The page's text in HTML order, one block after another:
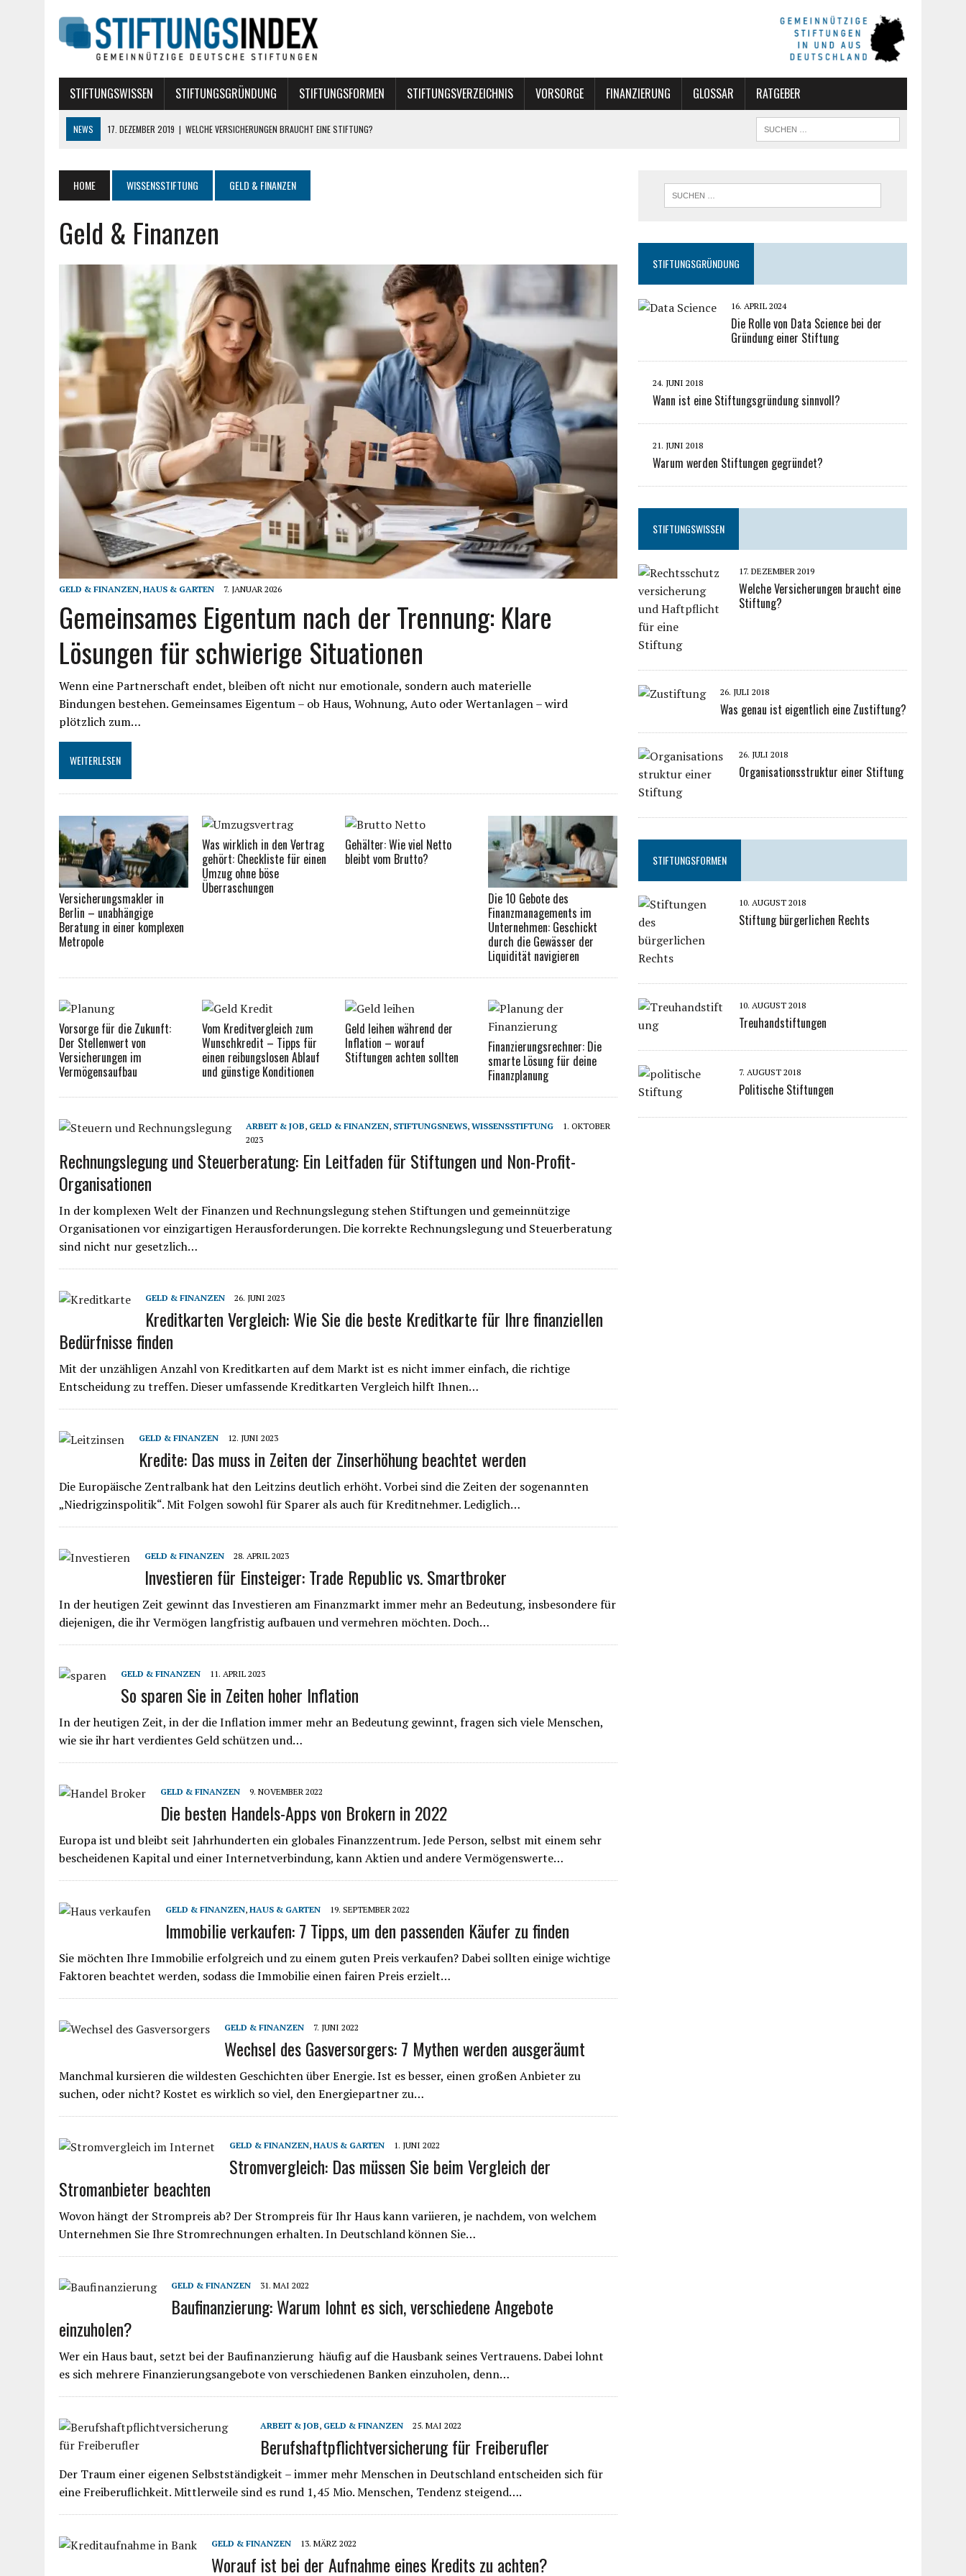
STIFTUNGSWISSEN STIFTUNGSGRÜNDUNG STIFTUNGSFORMEN STIFTUNGSVERZEICHNIS VORSORGE FINANZIERUNG GLOSSAR RATGEBER
NEWS 17. DEZEMBER 2019 | WELCHE VERSICHERUNGEN BRAUCHT EINE STIFTUNG?
7. AUGUST 2018 | POLITISCHE STIFTUNGEN
16. APRIL 2024
DIE ROLLE VON DATA SCIENCE BEI DER GRÜNDUNG EINER STIFTUNG
HOME WISSENSSTIFTUNG GELD & FINANZEN
Geld & Finanzen
GELD & FINANZEN, HAUS & GARTEN 7. JANUAR 2026
Gemeinsames Eigentum nach der Trennung: Klare
Lösungen für schwierige Situationen
Wenn eine Partnerschaft endet, bleiben oft nicht nur emotionale, sondern auch materielle
Bindungen bestehen. Gemeinsames Eigentum – ob Haus, Wohnung, Auto oder Wertanlagen – wird
plötzlich zum…
WEITERLESEN
Versicherungsmakler in
Berlin – unabhängige
Beratung in einer komplexen
Metropole
Was wirklich in den Vertrag
gehört: Checkliste für einen
Umzug ohne böse
Überraschungen
Gehälter: Wie viel Netto
bleibt vom Brutto?
Die 10 Gebote des
Finanzmanagements im
Unternehmen: Geschickt
durch die Gewässer der
Liquidität navigieren
Vorsorge für die Zukunft:
Der Stellenwert von
Versicherungen im
Vermögensaufbau
Vom Kreditvergleich zum
Wunschkredit – Tipps für
einen reibungslosen Ablauf
und günstige Konditionen
Geld leihen während der
Inflation – worauf
Stiftungen achten sollten
Finanzierungsrechner: Die
smarte Lösung für deine
Finanzplanung
ARBEIT & JOB, GELD & FINANZEN, STIFTUNGSNEWS, WISSENSSTIFTUNG
1. OKTOBER
2023
Rechnungslegung und Steuerberatung: Ein Leitfaden für Stiftungen und Non-Profit-
Organisationen
In der komplexen Welt der Finanzen und Rechnungslegung stehen Stiftungen und gemeinnützige
Organisationen vor einzigartigen Herausforderungen. Die korrekte Rechnungslegung und Steuerberatung
sind nicht nur gesetzlich…
GELD & FINANZEN 26. JUNI 2023
Kreditkarten Vergleich: Wie Sie die beste Kreditkarte für Ihre finanziellen
Bedürfnisse finden
Mit der unzähligen Anzahl von Kreditkarten auf dem Markt ist es nicht immer einfach, die richtige
Entscheidung zu treffen. Dieser umfassende Kreditkarten Vergleich hilft Ihnen…
GELD & FINANZEN 12. JUNI 2023
Kredite: Das muss in Zeiten der Zinserhöhung beachtet werden
Die Europäische Zentralbank hat den Leitzins deutlich erhöht. Vorbei sind die Zeiten der sogenannten
„Niedrigzinspolitik“. Mit Folgen sowohl für Sparer als auch für Kreditnehmer. Lediglich…
GELD & FINANZEN 28. APRIL 2023
Investieren für Einsteiger: Trade Republic vs. Smartbroker
In der heutigen Zeit gewinnt das Investieren am Finanzmarkt immer mehr an Bedeutung, insbesondere für
diejenigen, die ihr Vermögen langfristig aufbauen und vermehren möchten. Doch…
GELD & FINANZEN 11. APRIL 2023
So sparen Sie in Zeiten hoher Inflation
In der heutigen Zeit, in der die Inflation immer mehr an Bedeutung gewinnt, fragen sich viele Menschen,
wie sie ihr hart verdientes Geld schützen und…
GELD & FINANZEN 9. NOVEMBER 2022
Die besten Handels-Apps von Brokern in 2022
Europa ist und bleibt seit Jahrhunderten ein globales Finanzzentrum. Jede Person, selbst mit einem sehr
bescheidenen Kapital und einer Internetverbindung, kann Aktien und andere Vermögenswerte…
GELD & FINANZEN, HAUS & GARTEN 19. SEPTEMBER 2022
Immobilie verkaufen: 7 Tipps, um den passenden Käufer zu finden
Sie möchten Ihre Immobilie erfolgreich und zu einem guten Preis verkaufen? Dabei sollten einige wichtige
Faktoren beachtet werden, sodass die Immobilie einen fairen Preis erzielt…
GELD & FINANZEN 7. JUNI 2022
Wechsel des Gasversorgers: 7 Mythen werden ausgeräumt
Manchmal kursieren die wildesten Geschichten über Energie. Ist es besser, einen großen Anbieter zu
suchen, oder nicht? Kostet es wirklich so viel, den Energiepartner zu…
GELD & FINANZEN, HAUS & GARTEN 1. JUNI 2022
Stromvergleich: Das müssen Sie beim Vergleich der
Stromanbieter beachten
Wovon hängt der Strompreis ab? Der Strompreis für Ihr Haus kann variieren, je nachdem, von welchem
Unternehmen Sie Ihre Stromrechnungen erhalten. In Deutschland können Sie…
GELD & FINANZEN 31. MAI 2022
Baufinanzierung: Warum lohnt es sich, verschiedene Angebote
einzuholen?
Wer ein Haus baut, setzt bei der Baufinanzierung häufig auf die Hausbank seines Vertrauens. Dabei lohnt
es sich mehrere Finanzierungsangebote von verschiedenen Banken einzuholen, denn…
ARBEIT & JOB, GELD & FINANZEN 25. MAI 2022
Berufshaftpflichtversicherung für Freiberufler
Der Traum einer eigenen Selbstständigkeit – immer mehr Menschen in Deutschland entscheiden sich für
eine Freiberuflichkeit. Mittlerweile sind es rund 1,45 Mio. Menschen, Tendenz steigend….
GELD & FINANZEN 13. MÄRZ 2022
Worauf ist bei der Aufnahme eines Kredits zu achten?
STIFTUNGSGRÜNDUNG
16. APRIL 2024
Die Rolle von Data Science bei der
Gründung einer Stiftung
24. JUNI 2018
Wann ist eine Stiftungsgründung sinnvoll?
21. JUNI 2018
Warum werden Stiftungen gegründet?
STIFTUNGSWISSEN
17. DEZEMBER 2019
Welche Versicherungen braucht eine
Stiftung?
26. JULI 2018
Was genau ist eigentlich eine Zustiftung?
26. JULI 2018
Organisationsstruktur einer Stiftung
STIFTUNGSFORMEN
10. AUGUST 2018
Stiftung bürgerlichen Rechts
10. AUGUST 2018
Treuhandstiftungen
7. AUGUST 2018
Politische Stiftungen